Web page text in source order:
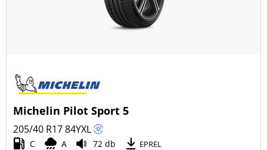
Michelin Pilot Sport 5
205/40 R1784YXL
C A 72 db EPREL